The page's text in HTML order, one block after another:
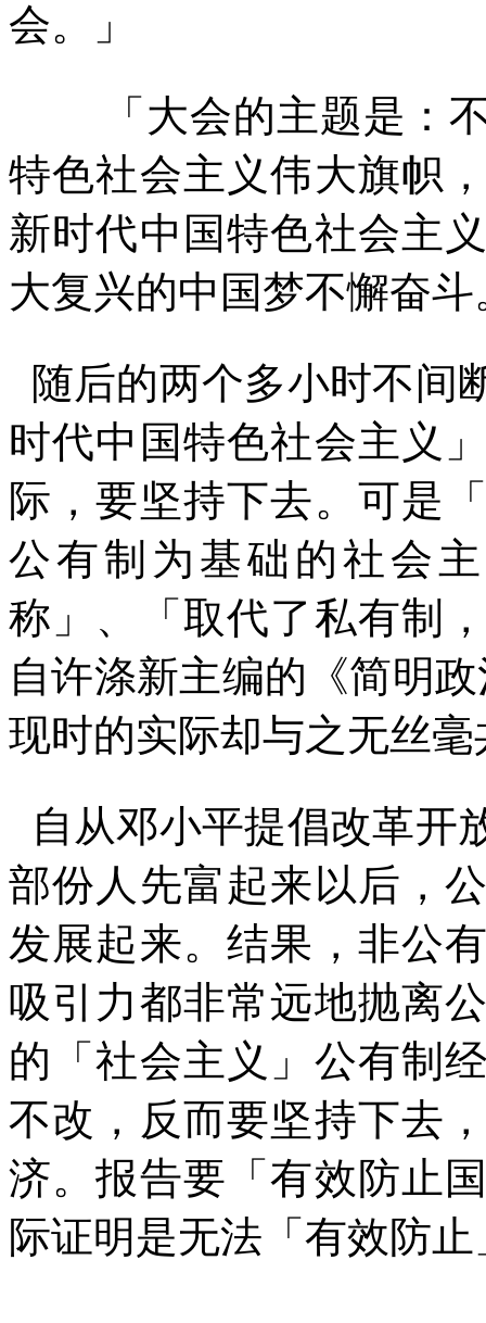
会。」
「大会的主题是：
特色社会主义伟大旗帜
新时代中国特色社会主
大复兴的中国梦不懈奋斗
随后的两个多小时不间
时代中国特色社会主义
际，要坚持下去。可是
公有制为基础的社会
称」、「取代了私有制
自许涤新主编的《简明
现时的实际却与之无丝
自从邓小平提倡改革开
部份人先富起来以后，
发展起来。结果，非公
吸引力都非常远地抛离
的「社会主义」公有制
不改，反而要坚持下去
济。报告要「有效防止
际证明是无法「有效防